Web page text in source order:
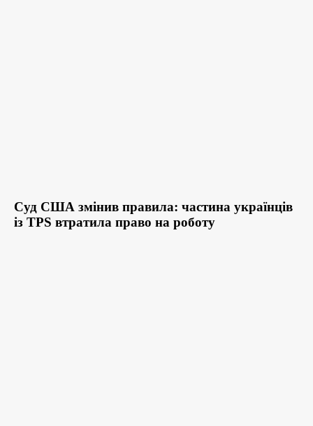
Суд США змінив правила: частина українців
із TPS втратила право на роботу